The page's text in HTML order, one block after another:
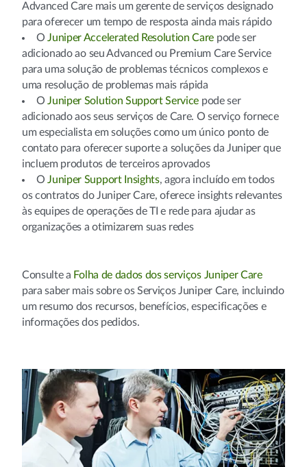
Advanced Care mais um gerente de serviços designado
para oferecer um tempo de resposta ainda mais rápido
OJuniper Accelerated Resolution Care pode ser
adicionado ao seu Advanced ou Premium Care Service
para uma solução de problemas técnicos complexos e
uma resolução de problemas mais rápida
OJuniper Solution Support Service pode ser
adicionado aos seus serviços de Care. O serviço fornece
um especialista em soluções como um único ponto de
contato para oferecer suporte a soluções da Juniper que
incluem produtos de terceiros aprovados
OJuniper Support Insights, agora incluído em todos
os contratos do Juniper Care, oferece insights relevantes
às equipes de operações de TI e rede para ajudar as
organizações a otimizarem suas redes
Consulte a Folha de dados dos serviços Juniper Care
para saber mais sobre os Serviços Juniper Care, incluindo
um resumo dos recursos, benefícios, especificações e
informações dos pedidos.